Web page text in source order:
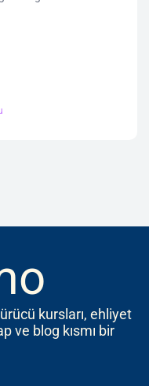
kursları, ehliyet
ve blog kısmı bir